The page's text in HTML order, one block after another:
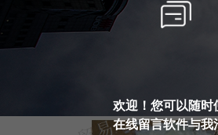
欢迎！您可以随时
在线留言软件与我